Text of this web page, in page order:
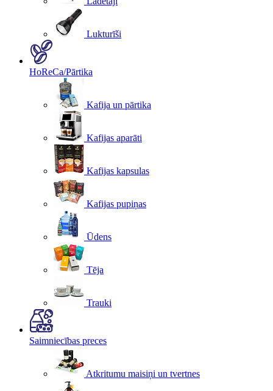
Lukturīši
HoReCa/Pārtika
Kafija un pārtika
Kafijas aparāti
Kafijas kapsulas
Kafijas pupiņas
Ūdens
Tēja
Trauki
Saimniecības preces
Atkritumu maisiņi un tvertnes